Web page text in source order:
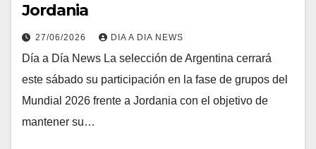
Jordania
27/06/2026 DIA A DIA NEWS
Día a Día News La selección de Argentina cerrará
este sábado su participación en la fase de grupos del
Mundial 2026 frente a Jordania con el objetivo de
mantener su…